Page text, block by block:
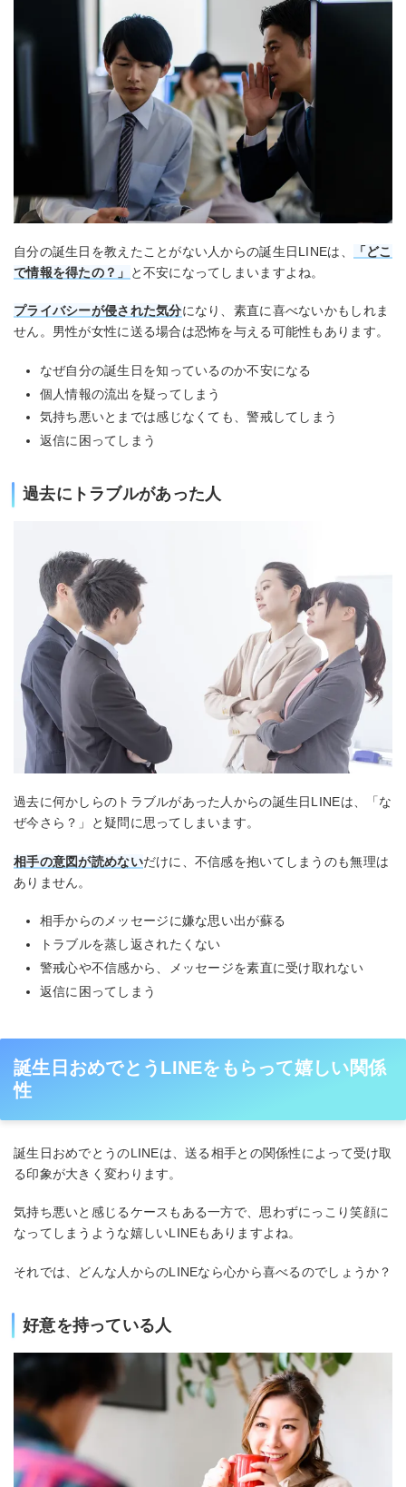
自分の誕生日を教えたことがない人からの誕生日LINEは、
「どこ
で情報を得たの？」
と不安になってしまいますよね。
プライバシーが侵された気分になり、素直に喜べないかもしれま
せん。男性が女性に送る場合は恐怖を与える可能性もあります。
なぜ自分の誕生日を知っているのか不安になる
個人情報の流出を疑ってしまう
気持ち悪いとまでは感じなくても、警戒してしまう
返信に困ってしまう
過去にトラブルがあった人
過去に何かしらのトラブルがあった人からの誕生日LINEは、「な
ぜ今さら？」と疑問に思ってしまいます。
相手の意図が読めないだけに、不信感を抱いてしまうのも無理は
ありません。
相手からのメッセージに嫌な思い出が蘇る
トラブルを蒸し返されたくない
警戒心や不信感から、メッセージを素直に受け取れない
返信に困ってしまう
誕生日おめでとうLINEをもらって嬉しい関係
性
誕生日おめでとうのLINEは、送る相手との関係性によって受け取
る印象が大きく変わります。
気持ち悪いと感じるケースもある一方で、思わずにっこり笑顔に
なってしまうような嬉しいLINEもありますよね。
それでは、どんな人からのLINEなら心から喜べるのでしょうか？
好意を持っている人